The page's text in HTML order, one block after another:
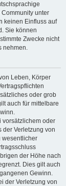
unter
keinen Einfluss auf
Sie können
Zwecke nicht
nehmen.
Leben, Körper
oder grob
auch für mittelbare
vorsätzlichem oder
der Verletzung von
wesentlicher
der Höhe nach
Dies gilt auch
Gewinn.
der Verletzung von